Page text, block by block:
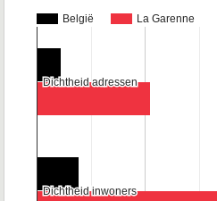
België La Garenne
Dichtheid adressen
Dichtheid adressen
Dichtheid inwoners
Dichtheid inwoners